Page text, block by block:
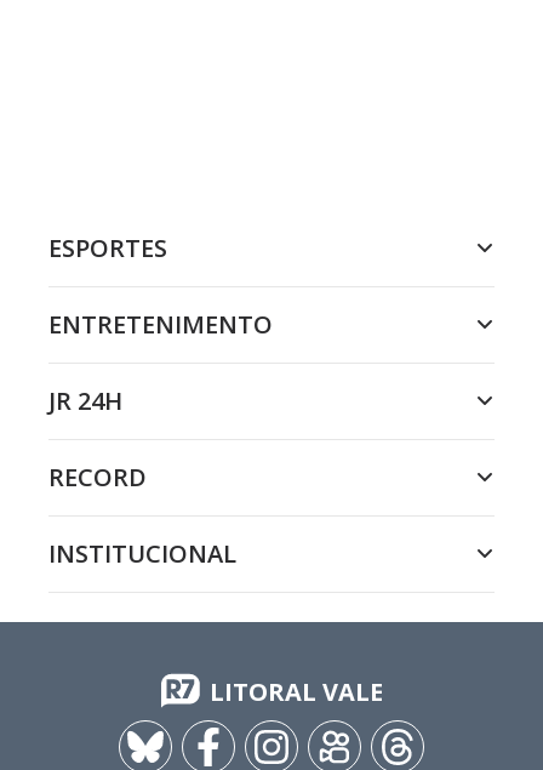
ESPORTES
ENTRETENIMENTO
JR 24H
RECORD
INSTITUCIONAL
LITORAL VALE